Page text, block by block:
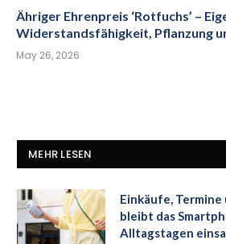
Ähriger Ehrenpreis ‘Rotfuchs’ –
Widerstandsfähigkeit, Pflanzung
May 26, 2026
MEHR LESEN
Einkäufe, Termine
bleibt das
Alltagstagen